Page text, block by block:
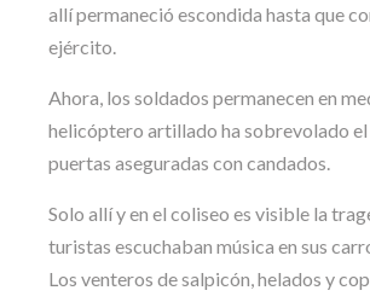
allí permaneció escondida hasta que
ejército.
Ahora, los soldados permanecen en
helicóptero artillado ha sobrevolado el
puertas aseguradas con candados.
Solo allí y en el coliseo es visible la
turistas escuchaban música en sus
Los venteros de salpicón, helados y